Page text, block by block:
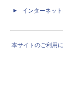
インターネッ
本サイトのご利用